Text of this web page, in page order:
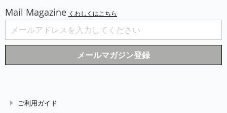
Mail Magazine くわしくはこちら
ご利用ガイド